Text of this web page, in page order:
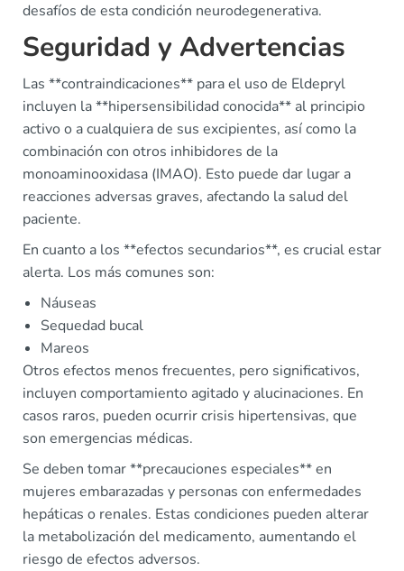
desafíos de esta condición neurodegenerativa.
Seguridad y Advertencias
Las **contraindicaciones** para el uso de Eldepryl
incluyen la **hipersensibilidad conocida** al principio
activo o a cualquiera de sus excipientes, así como la
combinación con otros inhibidores de la
monoaminooxidasa (IMAO). Esto puede dar lugar a
reacciones adversas graves, afectando la salud del
paciente.
En cuanto a los **efectos secundarios**, es crucial estar
alerta. Los más comunes son:
Náuseas
Sequedad bucal
Mareos
Otros efectos menos frecuentes, pero significativos,
incluyen comportamiento agitado y alucinaciones. En
casos raros, pueden ocurrir crisis hipertensivas, que
son emergencias médicas.
Se deben tomar **precauciones especiales** en
mujeres embarazadas y personas con enfermedades
hepáticas o renales. Estas condiciones pueden alterar
la metabolización del medicamento, aumentando el
riesgo de efectos adversos.